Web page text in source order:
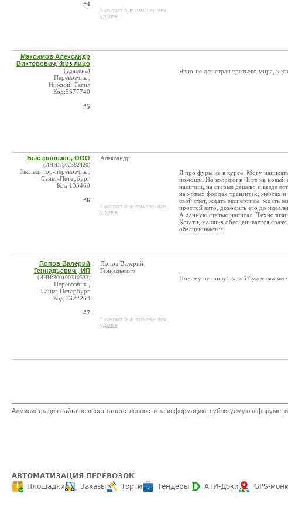
#4
* контакт был изменен или
удален
Максимов Александр
Викторович, физ.лицо
(удалена)
Перевозчик ,
Нижний Тагил
Код:5577740
#5
Явно-не для стран третьего мира, к
Быстровозов, ООО
(ИНН:7802582420)
Экспедитор-перевозчик ,
Санкт-Петербург
Код:133460
#6
Александр
* контакт был изменен или
удален
Я про фуры не в курсе. Могу
помощи. Но колодки в Чите на новый
наличии, на старые дешево и везде
на новых фордах транзитах, мерсах
свой счет, ждать экспертизы, ждать
простой авто, доводить его до
А данную статью написал
Кстати, машина обесценивается
обесценивается.
Попов Валерий
Геннадьевич , ИП
(ИНН:300100310533)
Перевозчик ,
Санкт-Петербург
Код:1322263
#7
Попов Валерий
Геннадьевич
* контакт был изменен или
удален
Почему не пишут какой будет
Администрация сайта не несет ответственности за информацию, публикуемую в
АВТОМАТИЗАЦИЯ ПЕРЕВОЗОК
Площадки
Заказы Торги Тендеры АТИ-Доки GPS-